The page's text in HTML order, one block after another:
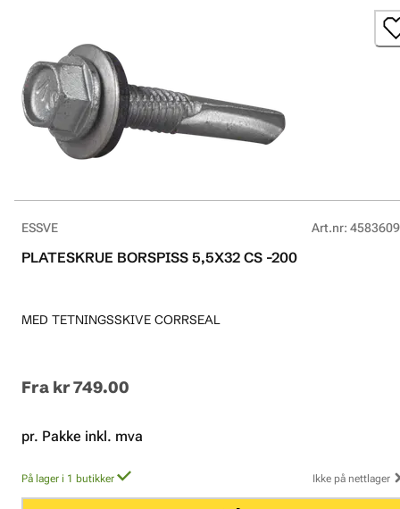
ESSVE Art.nr:
PLATESKRUE BORSPISS 5,5X32 CS -200
MED TETNINGSSKIVE CORRSEAL
Fra kr 749.00
pr. Pakke inkl. mva
På lager i 1 butikker Ikke på nettlager